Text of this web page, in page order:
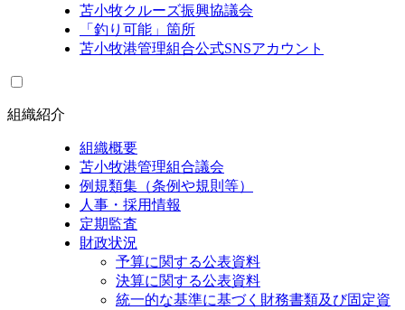
苫小牧クルーズ振興協議会
「釣り可能」箇所
苫小牧港管理組合公式SNSアカウント
組織紹介
組織概要
苫小牧港管理組合議会
例規類集（条例や規則等）
人事・採用情報
定期監査
財政状況
予算に関する公表資料
決算に関する公表資料
統一的な基準に基づく財務書類及び固定資